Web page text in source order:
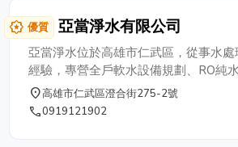
世界環保潮流，鎮旦木業於近年持續引
進的熱處理設備，以期一貫化本公司作
程，讓所有本公司製作之木質包裝產品
墊木、棧板、木(合板)密箱、板條箱及
等）紙質包裝產品(如紙箱，紙盒，角盒
隔板，瓦楞紙隔板)皆能直接於廠區內完
award_star 優質 亞當淨水有限公司
亞當淨水位於高雄市仁武區，從事水
經驗，專營全戶軟水設備規劃、RO純
濾規劃、廚下型飲水機以及商業用水過
裝，亞當專業的服務團隊能依照客戶的
place高雄市仁武區澄合街275-2號
phone0919121902